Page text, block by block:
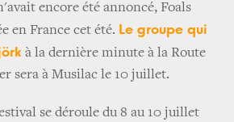
encore été annoncé, Foals
en France cet été. Le groupe qui
à la dernière minute à la Route
sera à Musilac le 10 juillet.
se déroule du 8 au 10 juillet